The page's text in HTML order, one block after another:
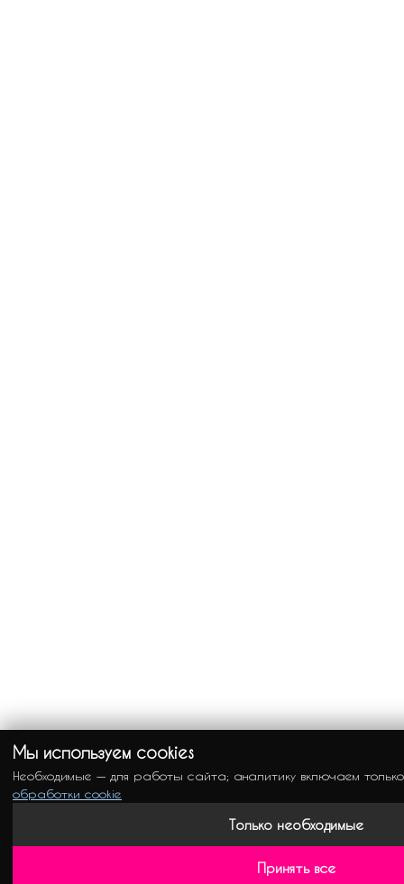
Мы используем cookies
Необходимые — для работы сайта; аналитику включаем
обработки cookie
Только необходимые
Принять все